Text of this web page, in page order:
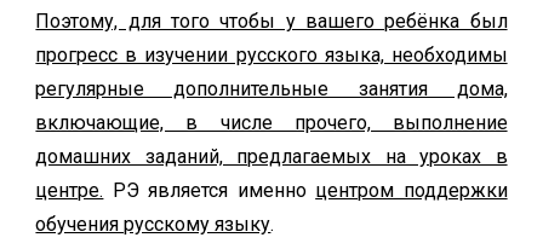
Поэтому, для того чтобы у вашего ребёнка был
прогресс в изучении русского языка, необходимы
регулярные дополнительные занятия дома,
включающие, в числе прочего, выполнение
домашних заданий, предлагаемых на уроках в
центре. РЭ является именно центром поддержки
обучения русскому языку.